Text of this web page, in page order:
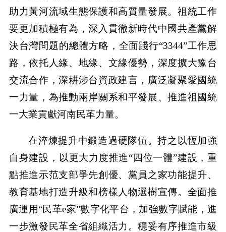
助力黃河流域生態保護和高質量發展。祖統工作
要更加積極有為，深入貫徹新時代中國共產黨解
決台灣問題的總體方略，全面踐行“3344”工作思
路，依托人緣、地緣、文緣優勢，深度擴大豫台
交流合作，深耕涉台資政建言，廣泛凝聚愛國統
一力量，為推動兩岸關系和平發展、推進祖國統
一大業貢獻河南民革力量。
在淬煉提升中鍛造過硬隊伍。持之以恆加強
自身建設，以更大力度推進“四位一體”建設，重
點推進示范支部爭先創優、黨員之家功能提升、
教育基地打造升級和榜樣人物選樹宣傳。全面推
廣運用“民革e家”數字化平台，加強數字賦能，進
一步激發民革全省組織活力。穩妥有序推進市級